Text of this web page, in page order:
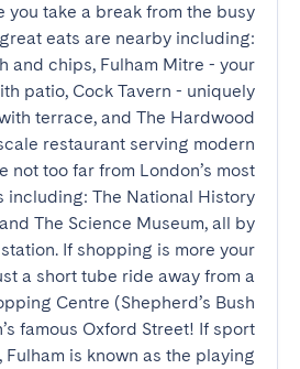
you take a break from the busy
eats are nearby including:
and chips, Fulham Mitre - your
patio, Cock Tavern - uniquely
terrace, and The Hardwood
restaurant serving modern
not too far from London’s most
including: The National History
The Science Museum, all by
If shopping is more your
a short tube ride away from a
Centre (Shepherd’s Bush
famous Oxford Street! If sport
Fulham is known as the playing